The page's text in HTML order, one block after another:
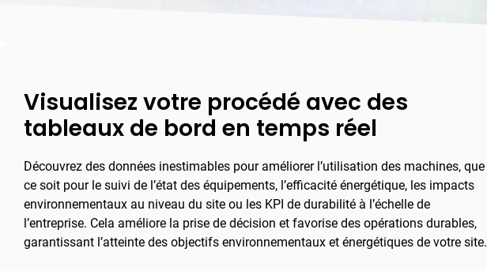
Visualisez votre procédé avec des
tableaux de bord en temps réel
Découvrez des données inestimables pour améliorer l’utilisation des machines, que
ce soit pour le suivi de l’état des équipements, l’efficacité énergétique, les impacts
environnementaux au niveau du site ou les KPI de durabilité à l’échelle de
l’entreprise. Cela améliore la prise de décision et favorise des opérations durables,
garantissant l’atteinte des objectifs environnementaux et énergétiques de votre site.